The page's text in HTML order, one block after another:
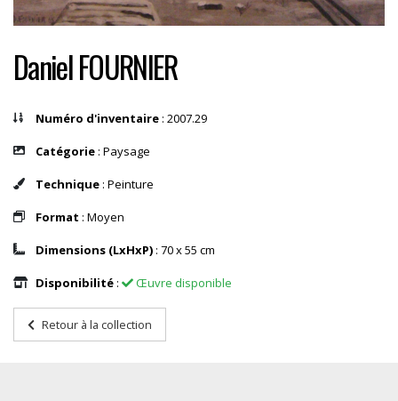
Daniel FOURNIER
Numéro d'inventaire : 2007.29
Catégorie : Paysage
Technique : Peinture
Format : Moyen
Dimensions (LxHxP) : 70 x 55 cm
Disponibilité : Œuvre disponible
Retour à la collection